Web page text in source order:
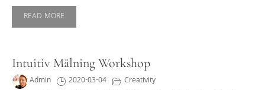
READ MORE
Intuitiv Målning Workshop
Admin 2020-03-04
Creativity